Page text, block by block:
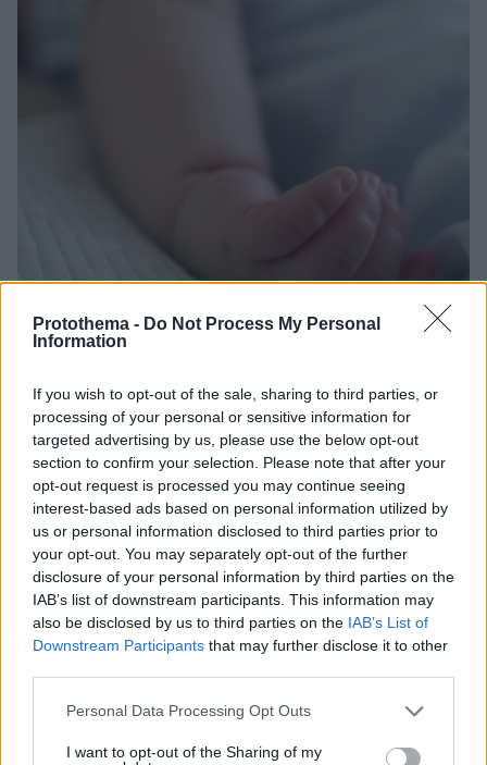
Protothema - Do Not Process My Personal
Information
If you wish to opt-out of the sale, sharing to third parties, or
processing of your personal or sensitive information for
targeted advertising by us, please use the below opt-out
section to confirm your selection. Please note that after your
opt-out request is processed you may continue seeing
interest-based ads based on personal information utilized by
us or personal information disclosed to third parties prior to
your opt-out. You may separately opt-out of the further
disclosure of your personal information by third parties on the
IAB’s list of downstream participants. This information may
also be disclosed by us to third parties on the IAB’s List of
Downstream Participants that may further disclose it to other
Please note that this website/app uses one or more Google
not limited to your visit or usage behaviour. You may click to
Personal Data Processing Opt Outs
I want to opt-out of the Sharing of my
Αναστάτωση σε κλινική εξωσωματικής στο
Μιλάνο: Έβαλαν σε γυναίκα το έμβρυο άλλου
ζευγαριού
10.08.2026, 17:46
Ιταλίδα τουρίστρια τραυματίστηκε
σοβαρά από το ρεύμα αεροπλάνου
στο αεροδρόμιο Σκιάθου
10.08.2026, 20:42 55